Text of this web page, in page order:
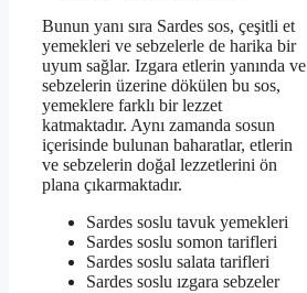
Bunun yanı sıra Sardes sos, çeşitli et
yemekleri ve sebzelerle de harika bir
uyum sağlar. Izgara etlerin yanında ve
sebzelerin üzerine dökülen bu sos,
yemeklere farklı bir lezzet
katmaktadır. Aynı zamanda sosun
içerisinde bulunan baharatlar, etlerin
ve sebzelerin doğal lezzetlerini ön
plana çıkarmaktadır.
Sardes soslu tavuk yemekleri
Sardes soslu somon tarifleri
Sardes soslu salata tarifleri
Sardes soslu ızgara sebzeler